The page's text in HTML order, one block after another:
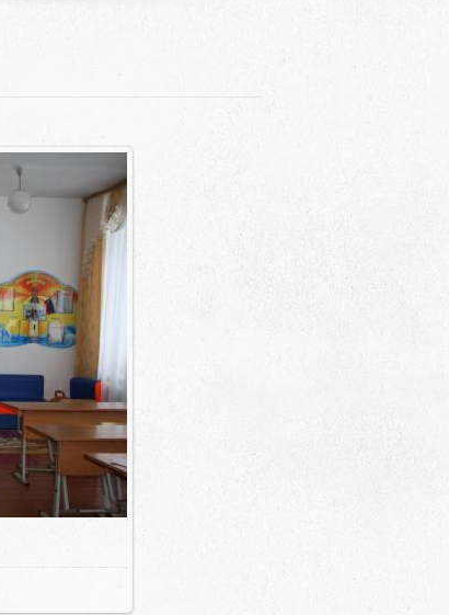
село Ая, ул. Школьная 11. тел. 28-
адрес: aja_70@mail.ru